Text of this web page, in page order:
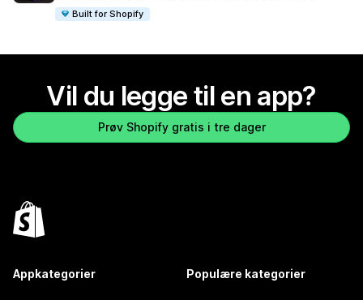
Built for Shopify
Vil du legge til en app?
Prøv Shopify gratis i tre dager
Appkategorier Populære kategorier